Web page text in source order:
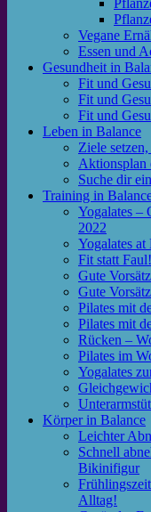
Vegane
Essen und
Gesundheit in
Fit und
Fit und
Fit und
Leben in Balance
Ziele
Aktionsplan
Suche dir
Training in
Yogalates –
2022
Yogalates at
Fit statt
Gute
Gute
Pilates mit
Pilates mit
Rücken –
Pilates im
Yogalates
Körper in Balance
Leichter
Schnell
Bikinifigur
Alltag!